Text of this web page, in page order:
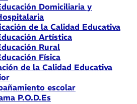
Domiciliaria y
de la Calidad Educativa
Artística
Rural
Física
de la Calidad Educativa
escolar
P.O.D.Es